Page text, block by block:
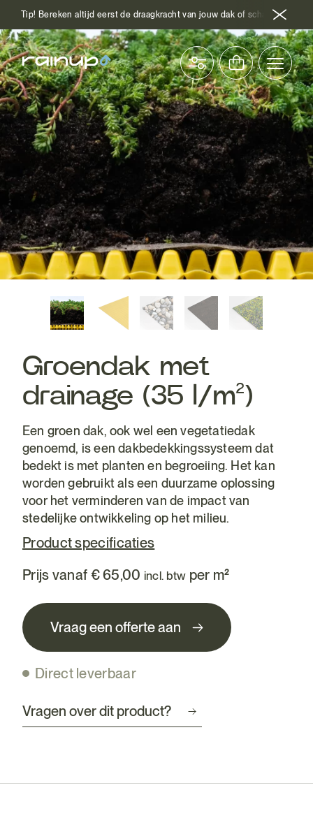
Tip! Bereken altijd eerst de draagkracht van jouw dak of schakel
Groendak met
drainage (35 l/m²)
Prijs vanaf €65,00 incl. btw per m²
Een groen dak, ook wel een vegetatiedak
genoemd, is een dakbedekkingssysteem dat
bedekt is met planten en begroeiing. Het kan
worden gebruikt als een duurzame oplossing
voor het verminderen van de impact van
stedelijke ontwikkeling op het milieu.
Product specificaties
Direct leverbaar
Vraag een offerte aan
Vragen over dit product?